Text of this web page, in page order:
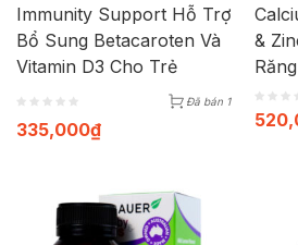
Immunity Support Hỗ Trợ
Bổ Sung Betacaroten Và
Vitamin D3 Cho Trẻ
Đã bán 1
335,000₫
&